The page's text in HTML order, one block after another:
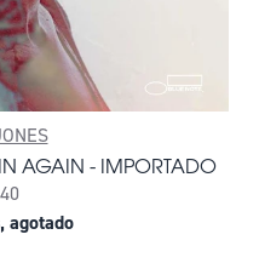
AGAIN - IMPORTADO
agotado